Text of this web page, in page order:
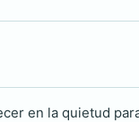
en la quietud